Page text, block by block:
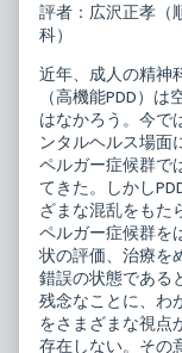
精
神
科
床
リ
ュ
ミ
エ
ー
ル
23
成
人
期
の
広
汎
性
発
専
の
た
め
の
科
臨
床
ミ
エ
ー
ル
23
成
評者：広沢正孝（
科）
近年、成人の精神
（高機能PDD）
はなかろう。今で
ンタルヘルス場面
ペルガー症候群で
てきた。しかし
ざまな混乱をもた
ペルガー症候群を
状の評価、治療を
錯誤の状態である
残念なことに、わ
をさまざまな視点
存在しない。その